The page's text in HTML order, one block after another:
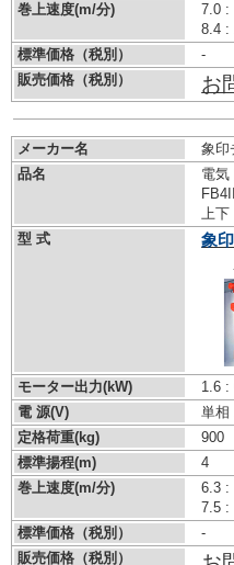
巻上速度(m/分)
7.0 :
8.4 :
標準価格（税別）
-
販売価格（税別）
お
メーカー名
象印
品名
電気
上下
型 式
象
モーター出力(kW)
1.6 :
電 源(V)
単相
定格荷重(kg)
900
標準揚程(m)
4
巻上速度(m/分)
6.3 :
7.5 :
標準価格（税別）
-
販売価格（税別）